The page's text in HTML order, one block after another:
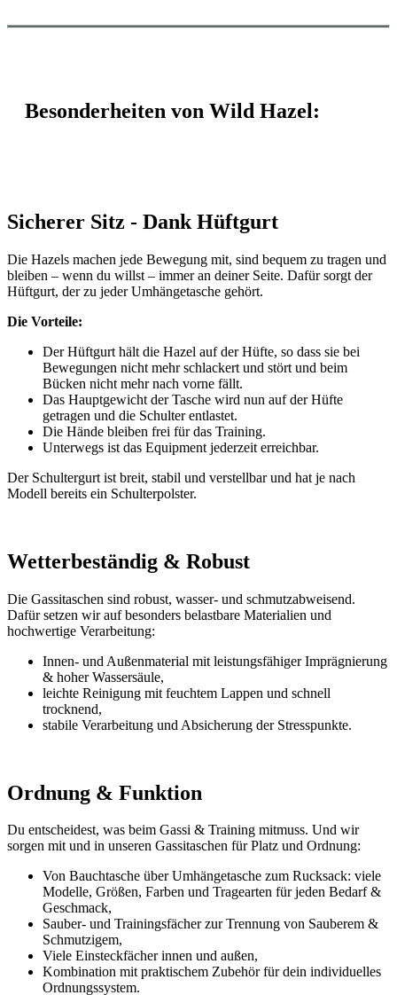
Besonderheiten von Wild Hazel:
Sicherer Sitz - Dank Hüftgurt
Die Hazels machen jede Bewegung mit, sind bequem zu tragen und
bleiben – wenn du willst – immer an deiner Seite. Dafür sorgt der
Hüftgurt, der zu jeder Umhängetasche gehört.
Die Vorteile:
Der Hüftgurt hält die Hazel auf der Hüfte, so dass sie bei
Bewegungen nicht mehr schlackert und stört und beim
Bücken nicht mehr nach vorne fällt.
Das Hauptgewicht der Tasche wird nun auf der Hüfte
getragen und die Schulter entlastet.
Die Hände bleiben frei für das Training.
Unterwegs ist das Equipment jederzeit erreichbar.
Der Schultergurt ist breit, stabil und verstellbar und hat je nach
Modell bereits ein Schulterpolster.
Wetterbeständig & Robust
Die Gassitaschen sind robust, wasser- und schmutzabweisend.
Dafür setzen wir auf besonders belastbare Materialien und
hochwertige Verarbeitung:
Innen- und Außenmaterial mit leistungsfähiger Imprägnierung
& hoher Wassersäule,
leichte Reinigung mit feuchtem Lappen und schnell
trocknend,
stabile Verarbeitung und Absicherung der Stresspunkte.
Ordnung & Funktion
Du entscheidest, was beim Gassi & Training mitmuss. Und wir
sorgen mit und in unseren Gassitaschen für Platz und Ordnung:
Von Bauchtasche über Umhängetasche zum Rucksack: viele
Modelle, Größen, Farben und Tragearten für jeden Bedarf &
Geschmack,
Sauber- und Trainingsfächer zur Trennung von Sauberem &
Schmutzigem,
Viele Einsteckfächer innen und außen,
Kombination mit praktischem Zubehör für dein individuelles
Ordnungssystem.